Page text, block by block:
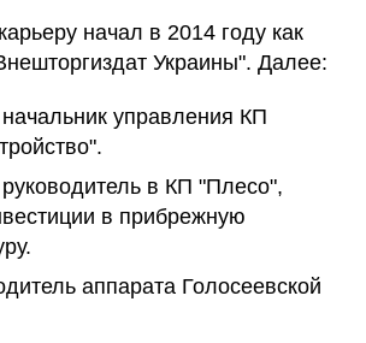
начал в 2014 году как
Украины". Далее:
управления КП
в КП "Плесо",
в прибрежную
аппарата Голосеевской